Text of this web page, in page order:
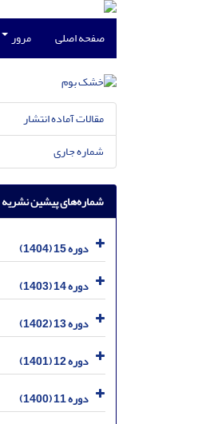
صفحه اصلی مرور
مقالات آماده انتشار
شماره جاری
شماره‌های پیشین نشریه
دوره 15 (1404)
دوره 14 (1403)
دوره 13 (1402)
دوره 12 (1401)
دوره 11 (1400)